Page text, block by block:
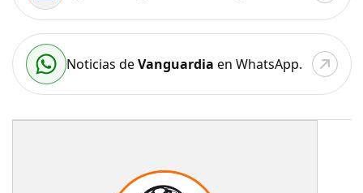
Noticias deVanguardia en WhatsApp.